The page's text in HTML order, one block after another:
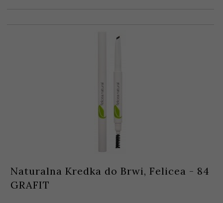
Naturalna Kredka do Brwi, Felicea - 84
GRAFIT